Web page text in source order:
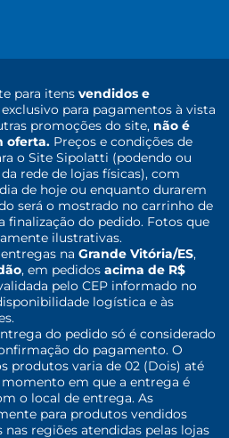
para itens vendidos e
exclusivo para pagamentos à vista
promoções do site, não é
oferta. Preços e condições de
o Site Sipolatti (podendo ou
rede de lojas físicas), com
de hoje ou enquanto durarem
será o mostrado no carrinho de
finalização do pedido. Fotos que
ilustrativas.
na Grande Vitória/ES,
, em pedidos acima de R$
pelo CEP informado no
logística e às
do pedido só é considerado
do pagamento. O
produtos varia de 02 (Dois) até
em que a entrega é
o local de entrega. As
para produtos vendidos
regiões atendidas pelas lojas